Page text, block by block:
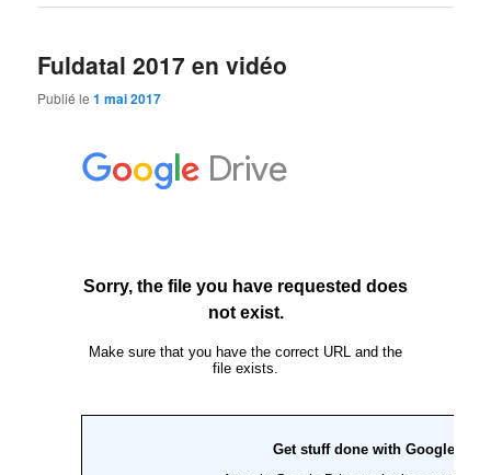
Fuldatal 2017 en vidéo
Publié le1 mai 2017